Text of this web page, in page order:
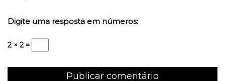
Digite uma resposta em números:
2 × 2 =